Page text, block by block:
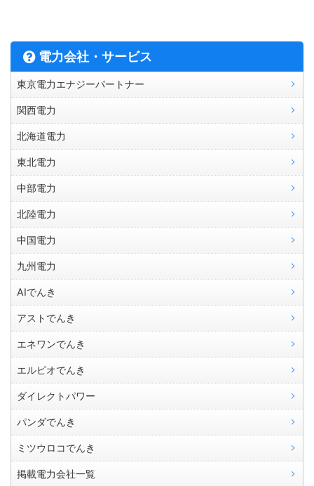
電力会社・サービス
東京電力エナジーパートナー
関西電力
北海道電力
東北電力
中部電力
北陸電力
中国電力
九州電力
AIでんき
アストでんき
エネワンでんき
エルピオでんき
ダイレクトパワー
パンダでんき
ミツウロコでんき
掲載電力会社一覧